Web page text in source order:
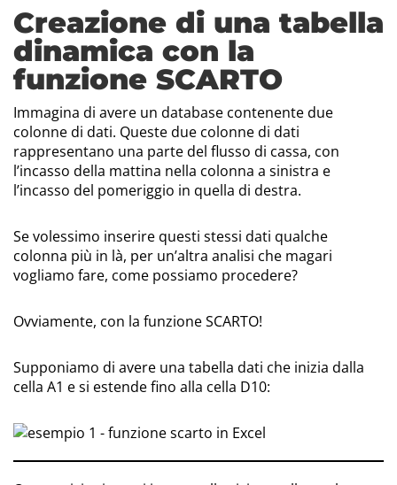
Creazione di una tabella
dinamica con la
funzione SCARTO
Immagina di avere un database contenente due
colonne di dati. Queste due colonne di dati
rappresentano una parte del flusso di cassa, con
l’incasso della mattina nella colonna a sinistra e
l’incasso del pomeriggio in quella di destra.
Se volessimo inserire questi stessi dati qualche
colonna più in là, per un’altra analisi che magari
vogliamo fare, come possiamo procedere?
Ovviamente, con la funzione SCARTO!
Supponiamo di avere una tabella dati che inizia dalla
cella A1 e si estende fino alla cella D10: